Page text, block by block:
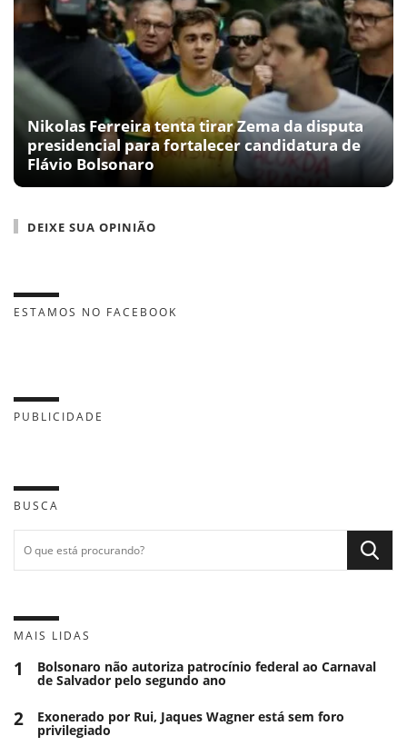
Nikolas Ferreira tenta tirar Zema da disputa
presidencial para fortalecer candidatura de
Flávio Bolsonaro
DEIXE SUA OPINIÃO
ESTAMOS NO FACEBOOK
PUBLICIDADE
BUSCA
MAIS LIDAS
1 Bolsonaro não autoriza patrocínio federal ao Carnaval
de Salvador pelo segundo ano
2 Exonerado por Rui, Jaques Wagner está sem foro
privilegiado